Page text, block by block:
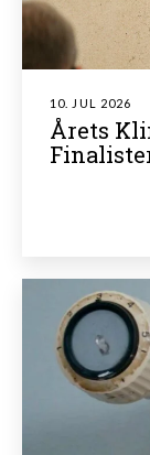
10. JUL 2026
Årets